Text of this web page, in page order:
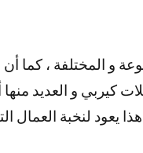
و المختلفة ، كما
كيربي و العديد منها
يعود لنخبة العمال